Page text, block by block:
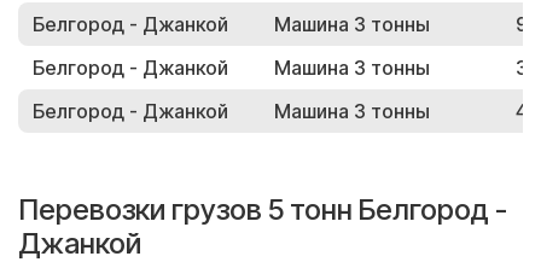
Белгород - Джанкой
Машина 3 тонны
Белгород - Джанкой
Машина 3 тонны
Белгород - Джанкой
Машина 3 тонны
Перевозки грузов 5 тонн Белгород -
Джанкой